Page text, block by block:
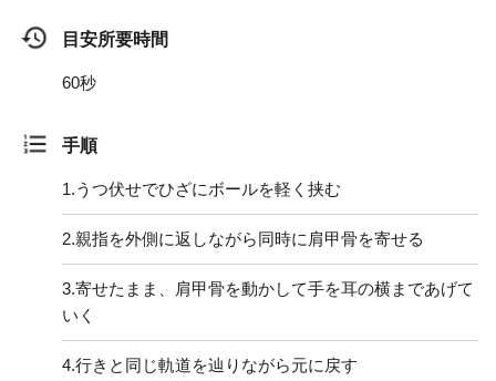
目安所要時間
60秒
手順
1.うつ伏せでひざにボールを軽く挟む
2.親指を外側に返しながら同時に肩甲骨を寄せる
3.寄せたまま、肩甲骨を動かして手を耳の横まであげて
いく
4.行きと同じ軌道を辿りながら元に戻す